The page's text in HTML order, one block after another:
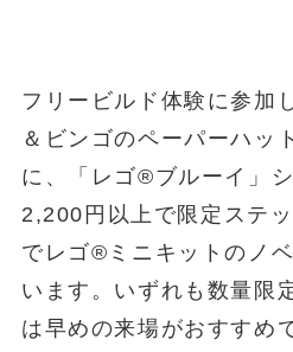
フリービルド体験に参加
＆ビンゴのペーパーハッ
に、「レゴ®ブルーイ」
2,200円以上で限定ステ
でレゴ®ミニキットのノ
います。いずれも数量限
は早めの来場がおすすめ